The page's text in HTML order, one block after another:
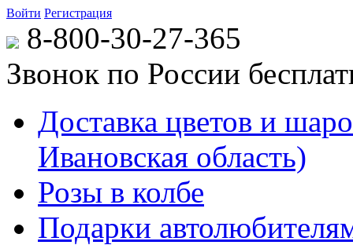
Войти Регистрация
8-800-30-27-365
Звонок по России
Доставка цветов и
Ивановская область)
Розы в колбе
Подарки